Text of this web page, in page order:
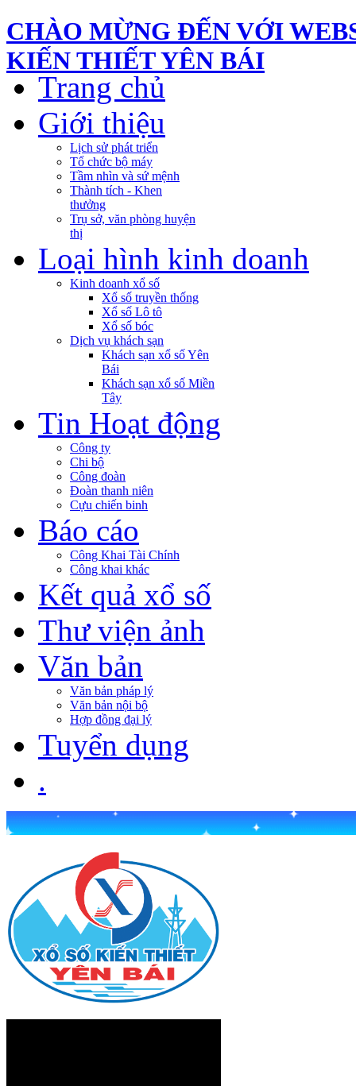
CHÀO MỪNG ĐẾN VỚI
KIẾN THIẾT YÊN BÁI
Trang chủ
Giới thiệu
Lịch sử phát triển
Tổ chức bộ máy
Tầm nhìn và sứ mệnh
Thành tích - Khen
thưởng
Trụ sở, văn phòng huyện
thị
Loại hình kinh doanh
Kinh doanh xổ số
Xổ số truyền thống
Xổ số Lô tô
Xổ số bóc
Dịch vụ khách sạn
Khách sạn xổ số Yên
Bái
Khách sạn xổ số Miền
Tây
Tin Hoạt động
Công ty
Chi bộ
Công đoàn
Đoàn thanh niên
Cựu chiến binh
Báo cáo
Công Khai Tài Chính
Công khai khác
Kết quả xổ số
Thư viện ảnh
Văn bản
Văn bản pháp lý
Văn bản nội bộ
Hợp đồng đại lý
Tuyển dụng
.